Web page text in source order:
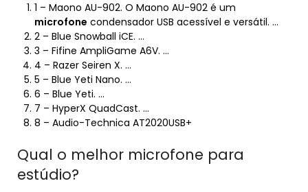
1 – Maono AU-902. O Maono AU-902 é um
microfone condensador USB acessível e versátil. …
2 – Blue Snowball iCE. …
3 – Fifine AmpliGame A6V. …
4 – Razer Seiren X. …
5 – Blue Yeti Nano. …
6 – Blue Yeti. …
7 – HyperX QuadCast. …
8 – Audio-Technica AT2020USB+
Qual o melhor microfone para
estúdio?